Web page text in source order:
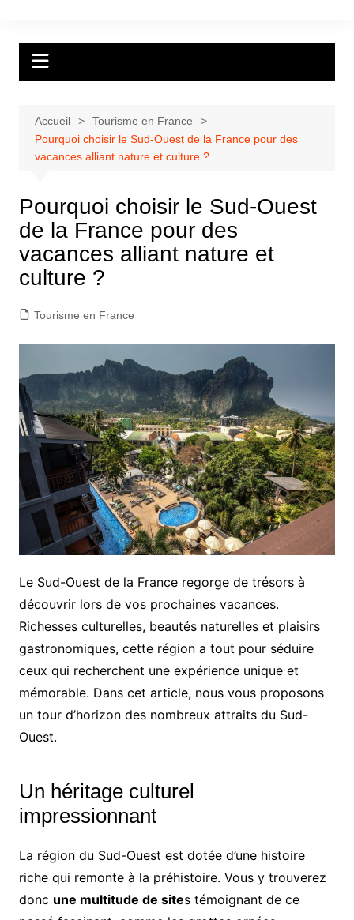
Accueil
Tourisme en France
Pourquoi choisir le Sud-Ouest de la France pour des
vacances alliant nature et culture ?
Pourquoi choisir le Sud-Ouest
de la France pour des
vacances alliant nature et
culture ?
Tourisme en France
Le Sud-Ouest de la France regorge de trésors à
découvrir lors de vos prochaines vacances.
Richesses culturelles, beautés naturelles et plaisirs
gastronomiques, cette région a tout pour séduire
ceux qui recherchent une expérience unique et
mémorable. Dans cet article, nous vous proposons
un tour d’horizon des nombreux attraits du Sud-
Ouest.
Un héritage culturel
impressionnant
La région du Sud-Ouest est dotée d’une histoire
riche qui remonte à la préhistoire. Vous y trouverez
donc une multitude de sites témoignant de ce